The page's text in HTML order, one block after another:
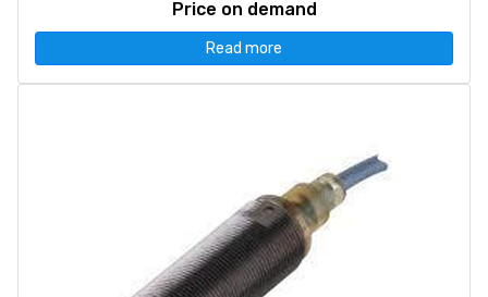
Price on demand
Read more